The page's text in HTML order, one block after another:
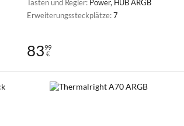
Tasten und Regler: Power, HUB ARGB
Erweiterungssteckplätze:7
8399
€